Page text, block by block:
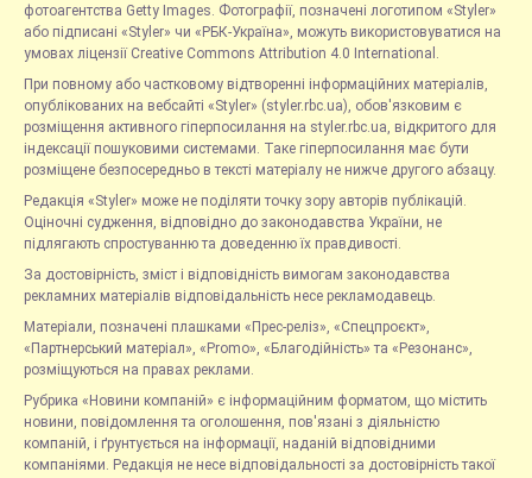
фотоагентства Getty Images. Фотографії, позначені логотипом «Styler»
або підписані «Styler» чи «РБК-Україна», можуть використовуватися на
умовах ліцензії Creative Commons Attribution 4.0 International.
При повному або частковому відтворенні інформаційних матеріалів,
опублікованих на вебсайті «Styler» (styler.rbc.ua), обов'язковим є
розміщення активного гіперпосилання на styler.rbc.ua, відкритого для
індексації пошуковими системами. Таке гіперпосилання має бути
розміщене безпосередньо в тексті матеріалу не нижче другого абзацу.
Редакція «Styler» може не поділяти точку зору авторів публікацій.
Оціночні судження, відповідно до законодавства України, не
підлягають спростуванню та доведенню їх правдивості.
За достовірність, зміст і відповідність вимогам законодавства
рекламних матеріалів відповідальність несе рекламодавець.
Матеріали, позначені плашками «Прес-реліз», «Спецпроєкт»,
«Партнерський матеріал», «Promo», «Благодійність» та «Резонанс»,
розміщуються на правах реклами.
Рубрика «Новини компаній» є інформаційним форматом, що містить
новини, повідомлення та оголошення, пов'язані з діяльністю
компаній, і ґрунтується на інформації, наданій відповідними
компаніями. Редакція не несе відповідальності за достовірність такої